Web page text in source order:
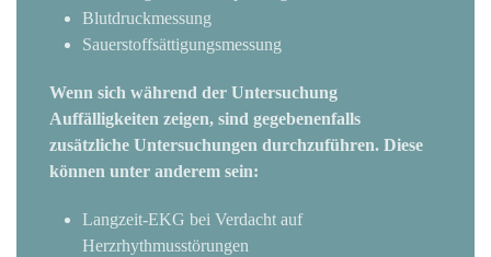
Blutdruckmessung
Sauerstoffsättigungsmessung
Wenn sich während der Untersuchung
Auffälligkeiten zeigen, sind gegebenenfalls
zusätzliche Untersuchungen durchzuführen. Diese
können unter anderem sein:
Langzeit-EKG bei Verdacht auf
Herzrhythmusstörungen